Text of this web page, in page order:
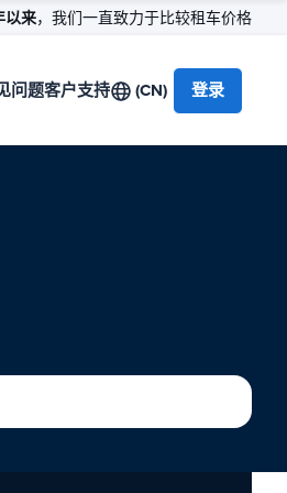
以来，我们一直致力于比较租车价格
问题客户支持 (CN) 登录